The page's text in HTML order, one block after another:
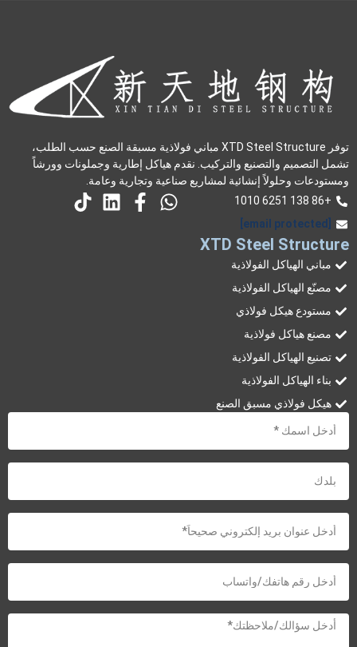
توفر XTD Steel Structure مباني فولاذية مسبقة الصنع حسب الطلب،
تشمل التصميم والتصنيع والتركيب. نقدم هياكل إطارية وجملونات وورشاً
ومستودعات وحلولاً إنشائية لمشاريع صناعية وتجارية وعامة.
+86 138 6251 1010
XTD Steel Structure
مباني الهياكل الفولاذية
مصنّع الهياكل الفولاذية
مستودع هيكل فولاذي
مصنع هياكل فولاذية
تصنيع الهياكل الفولاذية
بناء الهياكل الفولاذية
هيكل فولاذي مسبق الصنع